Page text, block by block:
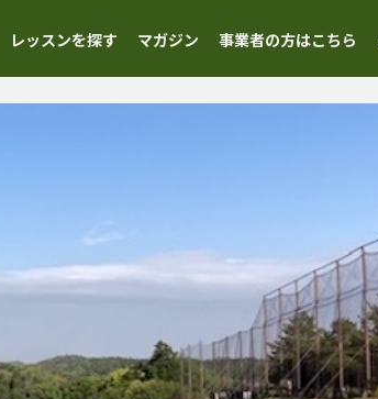
レッスンを探す マガジン 事業者の方はこちら